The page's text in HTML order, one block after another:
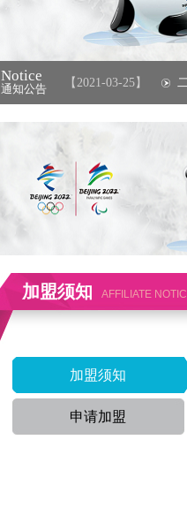
Notice
通知公告【2021-03-25】 二月
加盟须知 AFFILIATE
加盟须知
申请加盟